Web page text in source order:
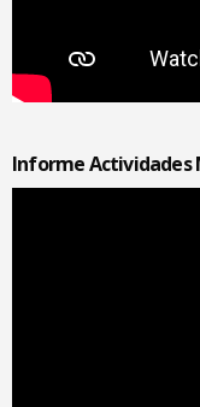
Informe Actividades